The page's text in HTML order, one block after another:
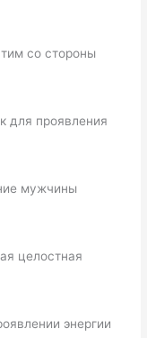
со стороны
для проявления
мужчины
целостная
энергии